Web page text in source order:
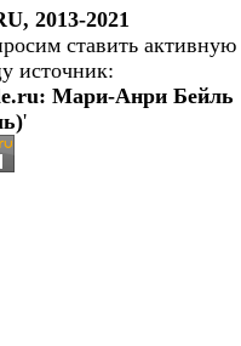
2013-2021
ставить активную
источник:
Мари-Анри Бейль
'